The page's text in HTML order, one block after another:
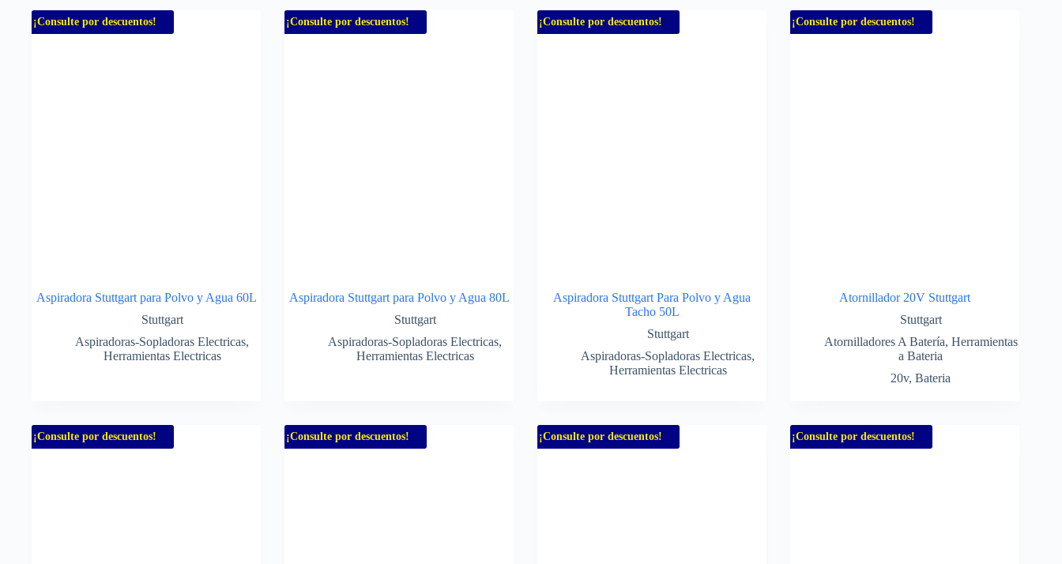
¡Consulte por descuentos!
Aspiradora Stuttgart para Polvo y Agua 60L
Stuttgart
Aspiradoras-Sopladoras Electricas,
Herramientas Electricas
¡Consulte por descuentos!
Aspiradora Stuttgart para Polvo y Agua 80L
Stuttgart
Aspiradoras-Sopladoras Electricas,
Herramientas Electricas
¡Consulte por descuentos!
Aspiradora Stuttgart Para Polvo y Agua
Tacho 50L
Stuttgart
Aspiradoras-Sopladoras Electricas,
Herramientas Electricas
¡Consulte por descuentos!
Atornillador 20V Stuttgart
Stuttgart
Atornilladores A Batería, Herramientas
a Bateria
20v, Bateria
¡Consulte por descuentos! ¡Consulte por descuentos! ¡Consulte por descuentos! ¡Consulte por descuentos!